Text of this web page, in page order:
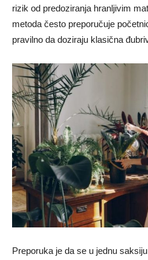
rizik od predoziranja hranljivim
metoda često preporučuje
pravilno da doziraju klasična
Preporuka je da se u jednu